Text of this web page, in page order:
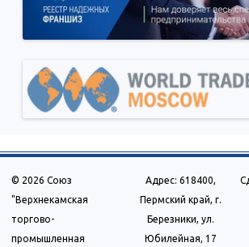
© 2026 Союз
"Верхнекамская
торгово-
промышленная
Адрес: 618400,
Пермский край, г.
Березники, ул.
Юбилейная, 17